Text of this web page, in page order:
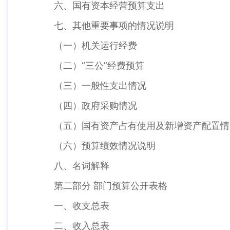
六、国有资本经营预算支出
七、其他重要事项的情况说明
（一）机关运行经费
（二）“三公”经费预算
（三）一般性支出情况
（四）政府采购情况
（五）国有资产占有使用及新增资产配置
（六）预算绩效情况说明
八、名词解释
第二部分 部门预算公开表格
一、收支总表
二、收入总表